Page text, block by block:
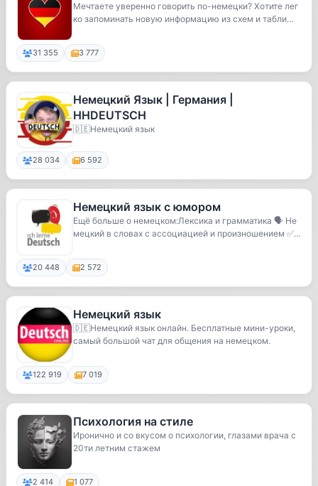
Мечтаете уверенно говорить по-немецки? Хотите лег
ко запоминать новую информацию из схем и табли
31 355 3 777
Немецкий Язык | Германия |
HHDEUTSCH
🇩🇪Немецкий язык
28 034 6 592
Немецкий язык с юмором
Ещё больше о немецком:Лексика и грамматика 🗣 Не
мецкий в словах с ассоциацией и произношением ✅
20 448 2 572
Немецкий язык
🇩🇪Немецкий язык онлайн. Бесплатные мини-уроки,
самый большой чат для общения на немецком.
122 919 7 019
Психология на стиле
Иронично и со вкусом о психологии, глазами врача с
20ти летним стажем
2 414 1 077